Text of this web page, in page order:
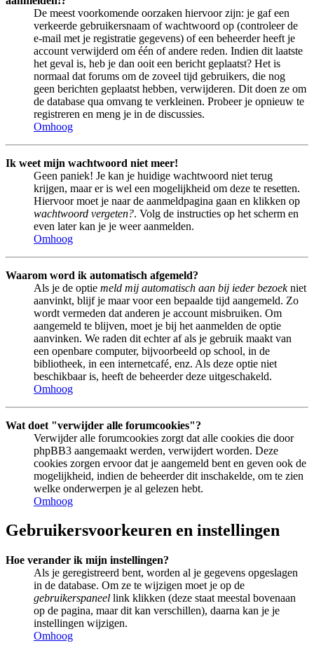
De meest voorkomende oorzaken hiervoor zijn: je gaf een
verkeerde gebruikersnaam of wachtwoord op (controleer de
e-mail met je registratie gegevens) of een beheerder heeft je
account verwijderd om één of andere reden. Indien dit laatste
het geval is, heb je dan ooit een bericht geplaatst? Het is
normaal dat forums om de zoveel tijd gebruikers, die nog
geen berichten geplaatst hebben, verwijderen. Dit doen ze om
de database qua omvang te verkleinen. Probeer je opnieuw te
registreren en meng je in de discussies.
Omhoog
Ik weet mijn wachtwoord niet meer!
Geen paniek! Je kan je huidige wachtwoord niet terug
krijgen, maar er is wel een mogelijkheid om deze te resetten.
Hiervoor moet je naar de aanmeldpagina gaan en klikken op
wachtwoord vergeten?. Volg de instructies op het scherm en
even later kan je je weer aanmelden.
Omhoog
Waarom word ik automatisch afgemeld?
Als je de optie meld mij automatisch aan bij ieder bezoekniet
aanvinkt, blijf je maar voor een bepaalde tijd aangemeld. Zo
wordt vermeden dat anderen je account misbruiken. Om
aangemeld te blijven, moet je bij het aanmelden de optie
aanvinken. We raden dit echter af als je gebruik maakt van
een openbare computer, bijvoorbeeld op school, in de
bibliotheek, in een internetcafé, enz. Als deze optie niet
beschikbaar is, heeft de beheerder deze uitgeschakeld.
Omhoog
Wat doet "verwijder alle forumcookies"?
Verwijder alle forumcookies zorgt dat alle cookies die door
phpBB3 aangemaakt werden, verwijdert worden. Deze
cookies zorgen ervoor dat je aangemeld bent en geven ook de
mogelijkheid, indien de beheerder dit inschakelde, om te zien
welke onderwerpen je al gelezen hebt.
Omhoog
Gebruikersvoorkeuren en instellingen
Hoe verander ik mijn instellingen?
Als je geregistreerd bent, worden al je gegevens opgeslagen
in de database. Om ze te wijzigen moet je op de
gebruikerspaneel link klikken (deze staat meestal bovenaan
op de pagina, maar dit kan verschillen), daarna kan je je
instellingen wijzigen.
Omhoog